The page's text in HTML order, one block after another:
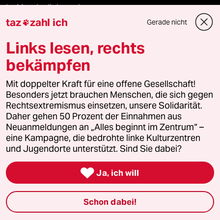
Le Monde diplomatique
Mehr taz Angebote
Reisen
Kantine
Shop
Anzeigen
taz zahl ich Gerade nicht
Links lesen, rechts
bekämpfen
Mit doppelter Kraft für eine offene Gesellschaft!
Besonders jetzt brauchen Menschen, die sich gegen
Rechtsextremismus einsetzen, unsere Solidarität.
Daher gehen 50 Prozent der Einnahmen aus
Neuanmeldungen an „Alles beginnt im Zentrum“ –
eine Kampagne, die bedrohte linke Kulturzentren
und Jugendorte unterstützt. Sind Sie dabei?
 Ja, ich will
Schon dabei!